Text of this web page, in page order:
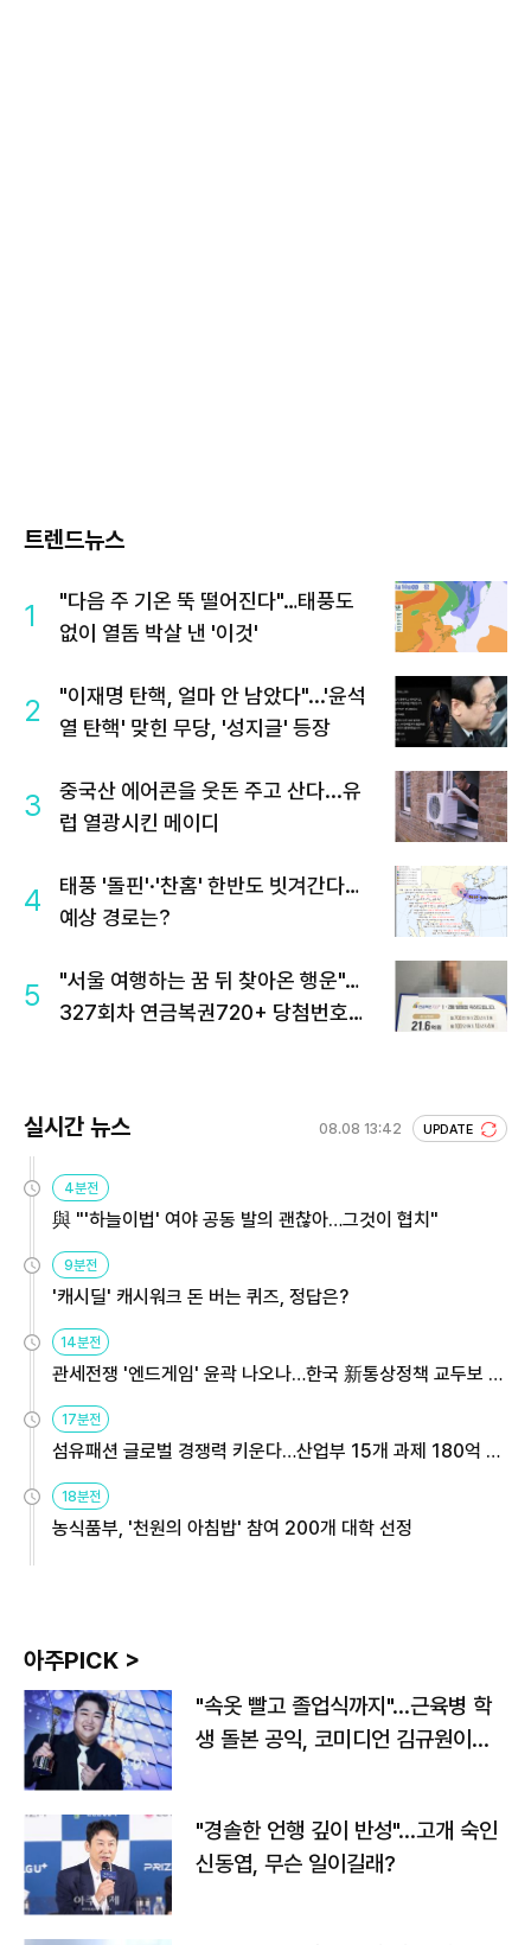
트렌드뉴스
1
"다음 주 기온 뚝 떨어진다"…태풍도
없이 열돔 박살 낸 '이것'
2
"이재명 탄핵, 얼마 안 남았다"...'윤석
열 탄핵' 맞힌 무당, '성지글' 등장
3
중국산 에어콘을 웃돈 주고 산다...유
럽 열광시킨 메이디
4
태풍 '돌핀'·'찬홈' 한반도 빗겨간다…
예상 경로는?
5
"서울 여행하는 꿈 뒤 찾아온 행운"…
327회차 연금복권720+ 당첨번호조
실시간 뉴스 08.08 13:42 UPDATE
4분전
與 "'하늘이법' 여야 공동 발의 괜찮아…그것이 협치"
9분전
'캐시딜' 캐시워크 돈 버는 퀴즈, 정답은?
14분전
관세전쟁 '엔드게임' 윤곽 나오나…한국 新통상정책 교두보 활
17분전
섬유패션 글로벌 경쟁력 키운다…산업부 15개 과제 180억 지
18분전
농식품부, '천원의 아침밥' 참여 200개 대학 선정
아주PICK >
"속옷 빨고 졸업식까지"…근육병 학
생 돌본 공익, 코미디언 김규원이었
"경솔한 언행 깊이 반성"…고개 숙인
신동엽, 무슨 일이길래?